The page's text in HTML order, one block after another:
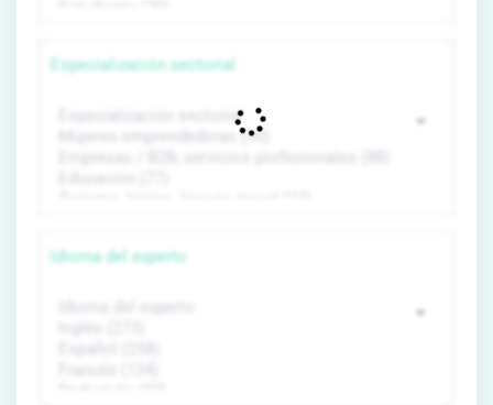
Especialización sectorial
Idioma del experto